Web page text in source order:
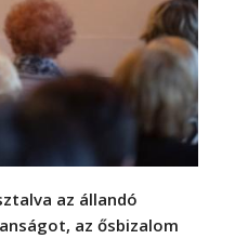
az állandó
az ősbizalom